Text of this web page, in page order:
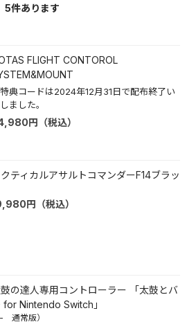
5件あります
FLIGHT CONTOROL
典コードは2024年12月31日で配布終了い
ました。
円 （税込）
ティカルアサルトコマンダーF14ブラッ
円 （税込）
の達人専用コントローラー 「太鼓とバ
for Nintendo Switch」
- 通常版）